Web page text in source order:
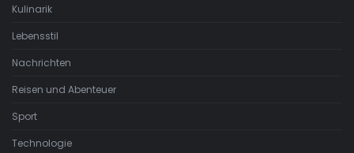
Kulinarik
Lebensstil
Nachrichten
Reisen und Abenteuer
Sport
Technologie